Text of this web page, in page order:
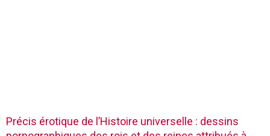
Précis érotique de l’Histoire universelle : dessins